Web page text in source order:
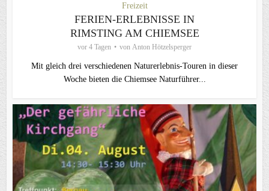
Freizeit
FERIEN-ERLEBNISSE IN
RIMSTING AM CHIEMSEE
vor 4 Tagen von Anton Hötzelsperger
Mit gleich drei verschiedenen Naturerlebnis-Touren in dieser
Woche bieten die Chiemsee Naturführer...